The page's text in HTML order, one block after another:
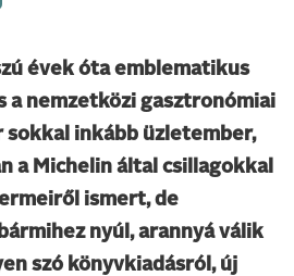
évek óta emblematikus
a nemzetközi gasztronómiai
sokkal inkább üzletember,
a Michelin által csillagokkal
ismert, de
nyúl, arannyá válik
szó könyvkiadásról, új